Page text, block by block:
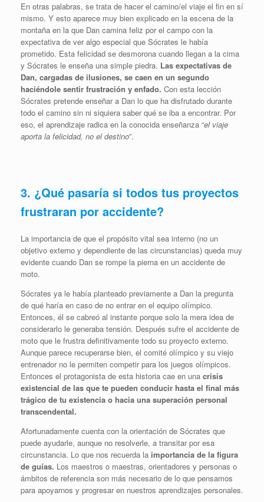
En otras palabras, se trata de hacer el camino/el viaje el fin en sí
mismo. Y esto aparece muy bien explicado en la escena de la
montaña en la que Dan camina feliz por el campo con la
expectativa de ver algo especial que Sócrates le había
prometido. Esta felicidad se desmorona cuando llegan a la cima
y Sócrates le enseña una simple piedra. Las expectativas de
Dan, cargadas de ilusiones, se caen en un segundo
haciéndole sentir frustración y enfado. Con esta lección
Sócrates pretende enseñar a Dan lo que ha disfrutado durante
todo el camino sin ni siquiera saber qué se iba a encontrar. Por
eso, el aprendizaje radica en la conocida enseñanza “el viaje
aporta la felicidad, no el destino”.
3. ¿Qué pasaría si todos tus proyectos
frustraran por accidente?
La importancia de que el propósito vital sea interno (no un
objetivo externo y dependiente de las circunstancias) queda muy
evidente cuando Dan se rompe la pierna en un accidente de
moto.
Sócrates ya le había planteado previamente a Dan la pregunta
de qué haría en caso de no entrar en el equipo olímpico.
Entonces, él se cabreó al instante porque solo la mera idea de
considerarlo le generaba tensión. Después sufre el accidente de
moto que le frustra definitivamente todo su proyecto externo.
Aunque parece recuperarse bien, el comité olímpico y su viejo
entrenador no le permiten competir para los juegos olímpicos.
Entonces el protagonista de esta historia cae en una crisis
existencial de las que te pueden conducir hasta el final más
trágico de tu existencia o hacia una superación personal
transcendental.
Afortunadamente cuenta con la orientación de Sócrates que
puede ayudarle, aunque no resolverle, a transitar por esa
circunstancia. Lo que nos recuerda la importancia de la figura
de guías. Los maestros o maestras, orientadores y personas o
ámbitos de referencia son más necesario de lo que pensamos
para apoyarnos y progresar en nuestros aprendizajes personales.